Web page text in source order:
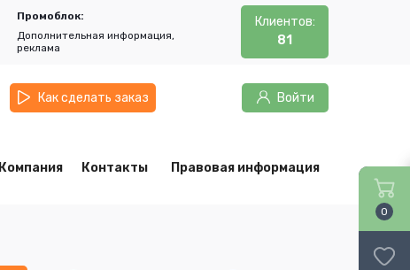
Промоблок:
Дополнительная информация,
реклама
Клиентов:
81
Как сделать заказ Войти
Компания Контакты Правовая информация
0